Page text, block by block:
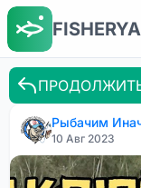
Рыбачим
10 Авг 2023